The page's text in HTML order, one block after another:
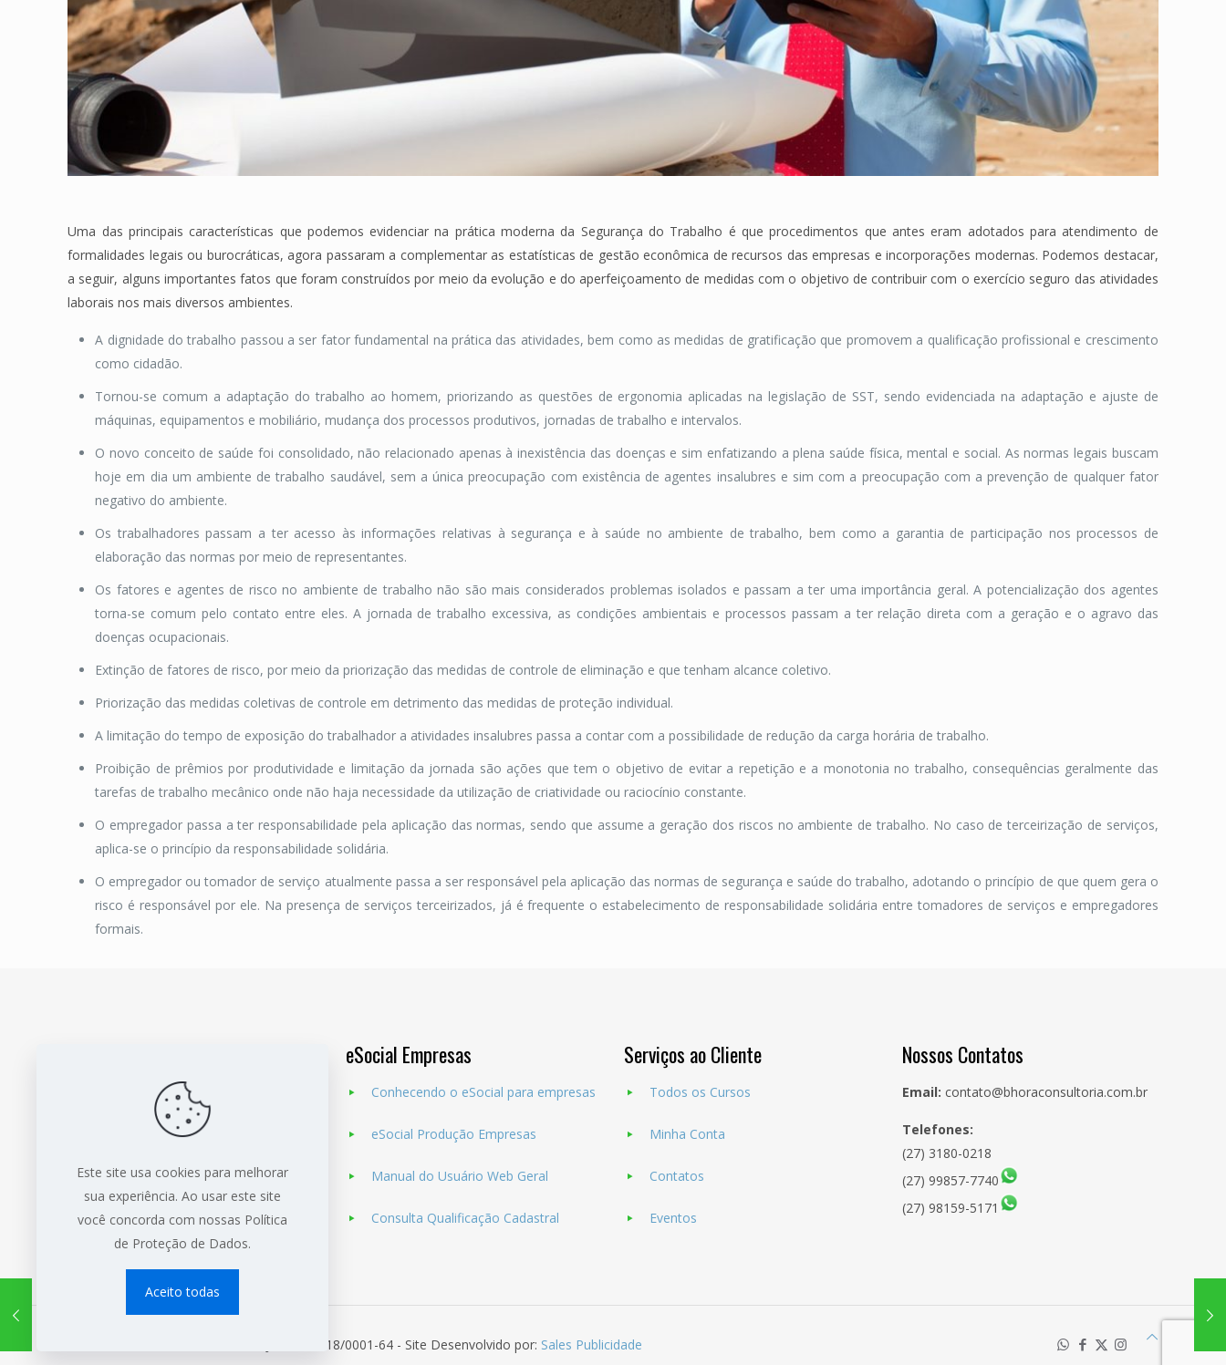
Uma das principais características que podemos evidenciar na prática moderna da Segurança do Trabalho é que procedimentos que antes eram adotados para atendimento de
formalidades legais ou burocráticas, agora passaram a complementar as estatísticas de gestão econômica de recursos das empresas e incorporações modernas. Podemos destacar,
a seguir, alguns importantes fatos que foram construídos por meio da evolução e do aperfeiçoamento de medidas com o objetivo de contribuir com o exercício seguro das atividades
laborais nos mais diversos ambientes.
A dignidade do trabalho passou a ser fator fundamental na prática das atividades, bem como as medidas de gratificação que promovem a qualificação profissional e crescimento
como cidadão.
Tornou-se comum a adaptação do trabalho ao homem, priorizando as questões de ergonomia aplicadas na legislação de SST, sendo evidenciada na adaptação e ajuste de
máquinas, equipamentos e mobiliário, mudança dos processos produtivos, jornadas de trabalho e intervalos.
O novo conceito de saúde foi consolidado, não relacionado apenas à inexistência das doenças e sim enfatizando a plena saúde física, mental e social. As normas legais buscam
hoje em dia um ambiente de trabalho saudável, sem a única preocupação com existência de agentes insalubres e sim com a preocupação com a prevenção de qualquer fator
negativo do ambiente.
Os trabalhadores passam a ter acesso às informações relativas à segurança e à saúde no ambiente de trabalho, bem como a garantia de participação nos processos de
elaboração das normas por meio de representantes.
Os fatores e agentes de risco no ambiente de trabalho não são mais considerados problemas isolados e passam a ter uma importância geral. A potencialização dos agentes
torna-se comum pelo contato entre eles. A jornada de trabalho excessiva, as condições ambientais e processos passam a ter relação direta com a geração e o agravo das
doenças ocupacionais.
Extinção de fatores de risco, por meio da priorização das medidas de controle de eliminação e que tenham alcance coletivo.
Priorização das medidas coletivas de controle em detrimento das medidas de proteção individual.
A limitação do tempo de exposição do trabalhador a atividades insalubres passa a contar com a possibilidade de redução da carga horária de trabalho.
Proibição de prêmios por produtividade e limitação da jornada são ações que tem o objetivo de evitar a repetição e a monotonia no trabalho, consequências geralmente das
tarefas de trabalho mecânico onde não haja necessidade da utilização de criatividade ou raciocínio constante.
O empregador passa a ter responsabilidade pela aplicação das normas, sendo que assume a geração dos riscos no ambiente de trabalho. No caso de terceirização de serviços,
aplica-se o princípio da responsabilidade solidária.
O empregador ou tomador de serviço atualmente passa a ser responsável pela aplicação das normas de segurança e saúde do trabalho, adotando o princípio de que quem gera o
risco é responsável por ele. Na presença de serviços terceirizados, já é frequente o estabelecimento de responsabilidade solidária entre tomadores de serviços e empregadores
formais.
medicina e segurança do trabalho, com
treinamentos, assessorias e com cursos
para sua empresa.
eSocial Empresas
Conhecendo o eSocial para empresas
eSocial Produção Empresas
Manual do Usuário Web Geral
Consulta Qualificação Cadastral
Serviços ao Cliente
Todos os Cursos
Minha Conta
Contatos
Eventos
Nossos Contatos
Email: contato@bhoraconsultoria.com.br
Telefones:
(27) 3180-0218
(27) 99857-7740
(27) 98159-5171
© 2021 B Hora Consultoria - CNPJ: 23.704.718/0001-64 - Site Desenvolvido por: Sales Publicidade
Este site usa cookies para melhorar
sua experiência. Ao usar este site
você concorda com nossas Política
de Proteção de Dados.
Aceito todas